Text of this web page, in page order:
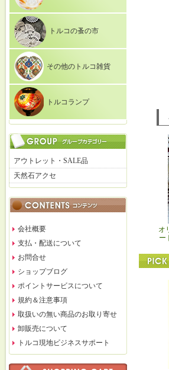
トルコの蚤の市
その他のトルコ雑貨
トルコランプ
アウトレット・SALE品
天然石アクセ
会社概要
支払・配送について
お問合せ
ショップブログ
ポイントサービスについて
規約＆注意事項
取扱いの無い商品のお取り寄せ
卸販売について
トルコ現地ビジネスサポート
オ
ー